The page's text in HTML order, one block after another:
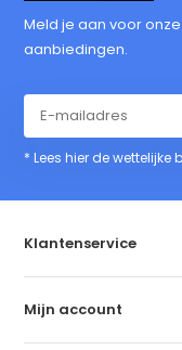
Meld je aan voor
aanbiedingen.
* Lees hier de wettelijke
Klantenservice
Mijn account